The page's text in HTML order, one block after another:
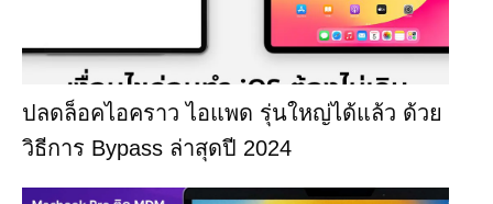
ปลดล็อคไอคราว ไอแพด รุ่นใหญ่ได้แล้ว ด้วย
วิธีการ Bypass ล่าสุดปี 2024